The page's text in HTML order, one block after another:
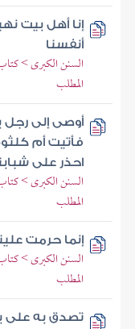
إنا أهل بيت
أنفسنا
السنن الكبرى >
المطلب
أوصى إلى رجل
فأتيت أم
احذر على
السنن الكبرى >
المطلب
إنما حرمت
السنن الكبرى >
المطلب
تصدق به على